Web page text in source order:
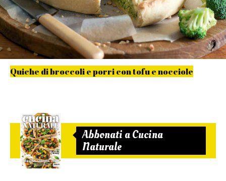
Quiche di broccoli e porri con tofu e nocciole
Abbonati a Cucina
Naturale